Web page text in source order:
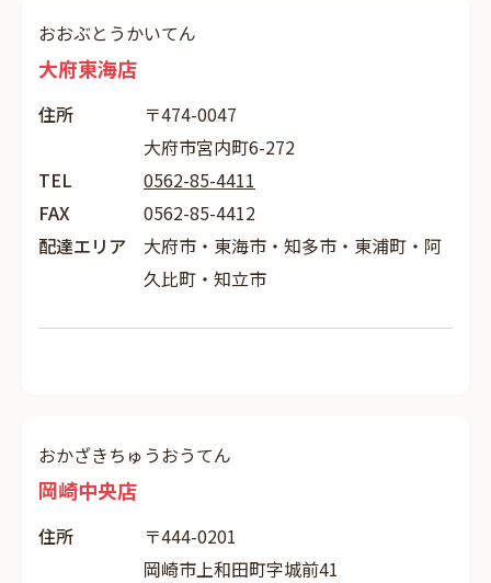
おおぶとうかいてん
大府東海店
住所
〒474-0047
大府市宮内町6-272
TEL
0562-85-4411
FAX
0562-85-4412
配達エリア
大府市・東海市・知多市・東浦町・阿
久比町・知立市
おかざきちゅうおうてん
岡崎中央店
住所
〒444-0201
岡崎市上和田町字城前41